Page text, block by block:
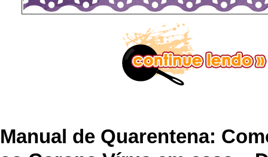
Manual de Quarentena: